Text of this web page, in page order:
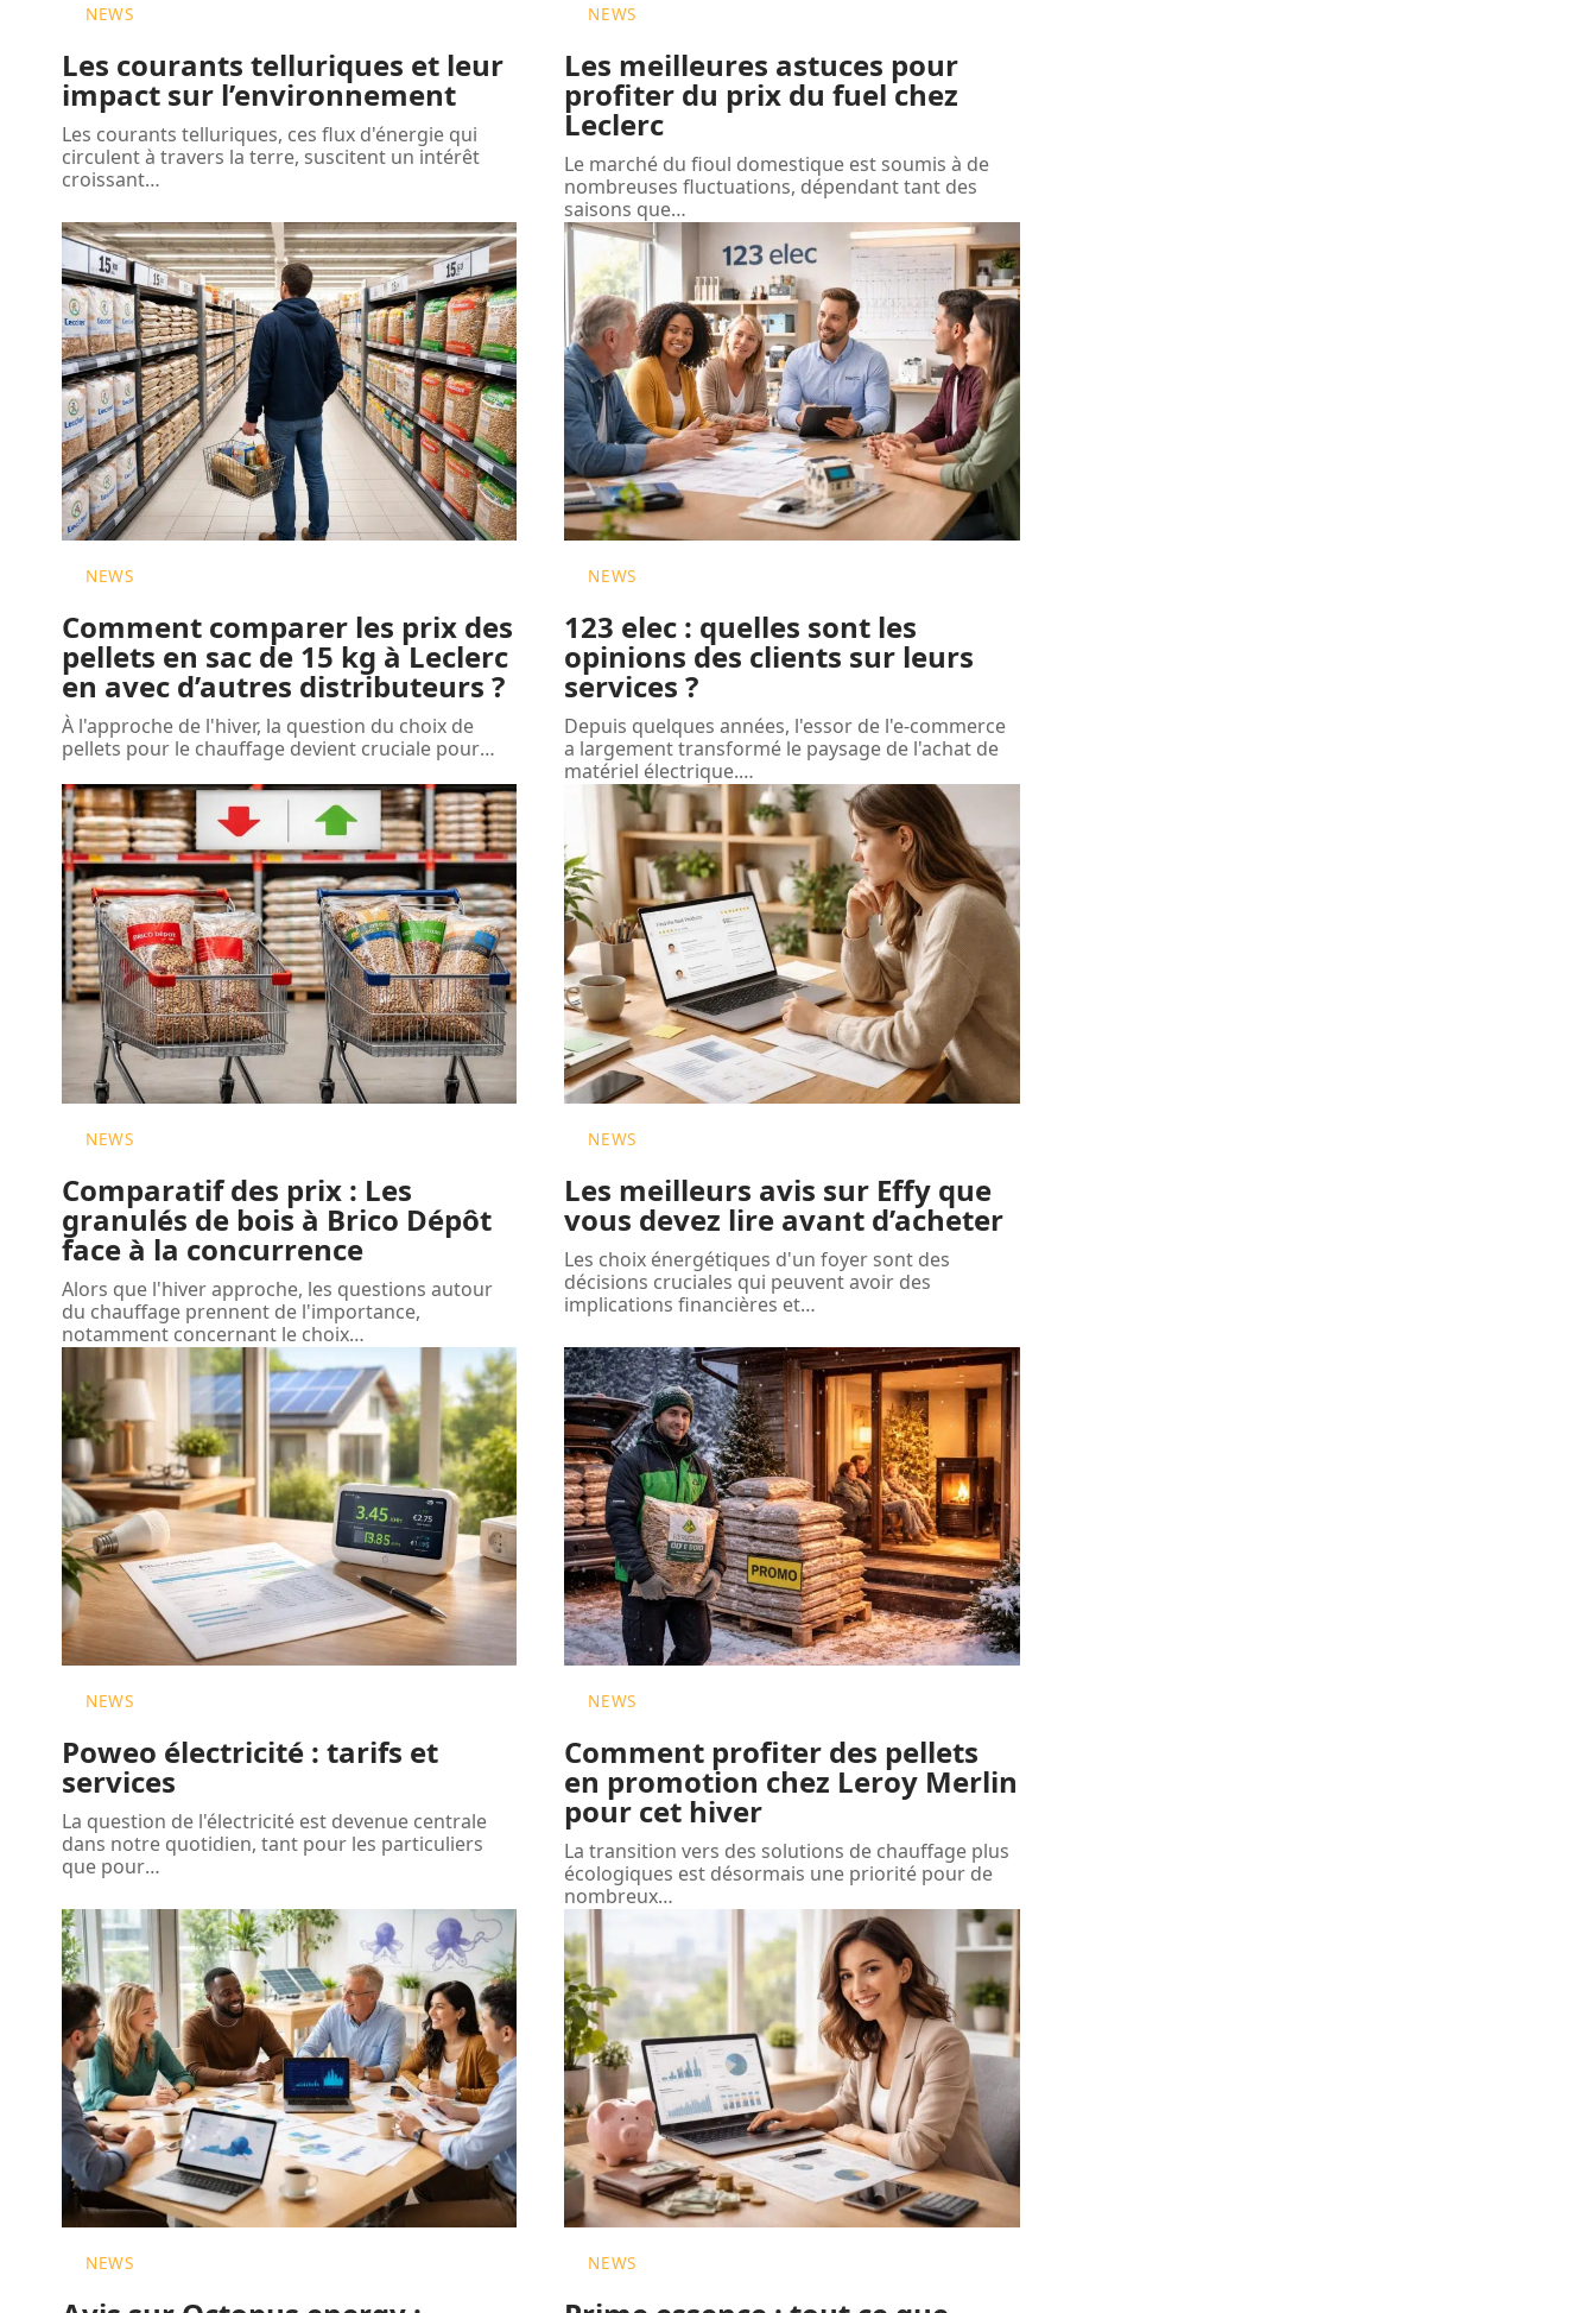
NEWS
Les courants telluriques et leur
impact sur l’environnement
Les courants telluriques, ces flux d'énergie qui
circulent à travers la terre, suscitent un intérêt
croissant…
NEWS
Les meilleures astuces pour
profiter du prix du fuel chez
Leclerc
Le marché du fioul domestique est soumis à de
nombreuses fluctuations, dépendant tant des
saisons que…
NEWS
Comment comparer les prix des
pellets en sac de 15 kg à Leclerc
en avec d’autres distributeurs ?
À l'approche de l'hiver, la question du choix de
pellets pour le chauffage devient cruciale pour…
NEWS
123 elec : quelles sont les
opinions des clients sur leurs
services ?
Depuis quelques années, l'essor de l'e-commerce
a largement transformé le paysage de l'achat de
matériel électrique.…
NEWS
Comparatif des prix : Les
granulés de bois à Brico Dépôt
face à la concurrence
Alors que l'hiver approche, les questions autour
du chauffage prennent de l'importance,
notamment concernant le choix…
NEWS
Les meilleurs avis sur Effy que
vous devez lire avant d’acheter
Les choix énergétiques d'un foyer sont des
décisions cruciales qui peuvent avoir des
implications financières et…
NEWS
Poweo électricité : tarifs et
services
La question de l'électricité est devenue centrale
dans notre quotidien, tant pour les particuliers
que pour…
NEWS
Comment profiter des pellets
en promotion chez Leroy Merlin
pour cet hiver
La transition vers des solutions de chauffage plus
écologiques est désormais une priorité pour de
nombreux…
NEWS NEWS